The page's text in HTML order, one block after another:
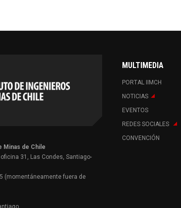
Minas de Chile
31, Las Condes, Santiago-
(momentáneamente fuera de
MULTIMEDIA
PORTAL IIMCH
NOTICIAS
EVENTOS
REDES SOCIALES
CONVENCIÓN